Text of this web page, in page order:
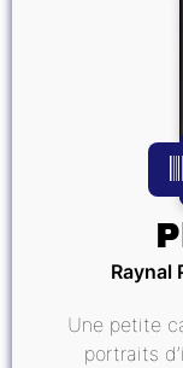
Raynal
Une petite
portraits